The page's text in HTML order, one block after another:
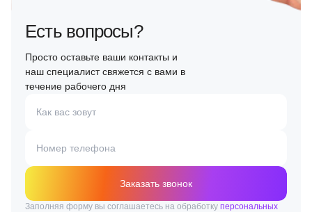
Есть вопросы?
Просто оставьте ваши контакты и
наш специалист свяжется с вами в
течение рабочего дня
Как вас зовут
Номер телефона
Заказать звонок
Заполняя форму вы соглашаетесь на обработку персональных